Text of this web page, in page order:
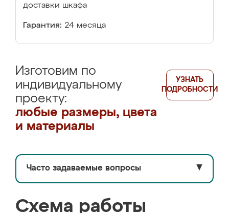
доставки шкафа
Гарантия: 24 месяца
Изготовим по
индивидуальному
проекту:
любые размеры, цвета
и материалы
УЗНАТЬ
ПОДРОБНОСТИ
Часто задаваемые вопросы ▼
Схема работы